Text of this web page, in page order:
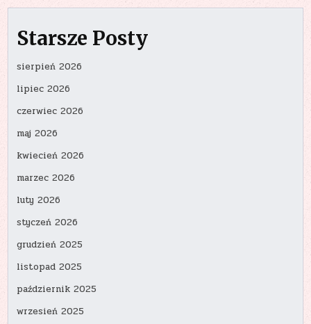
Starsze Posty
sierpień 2026
lipiec 2026
czerwiec 2026
maj 2026
kwiecień 2026
marzec 2026
luty 2026
styczeń 2026
grudzień 2025
listopad 2025
październik 2025
wrzesień 2025